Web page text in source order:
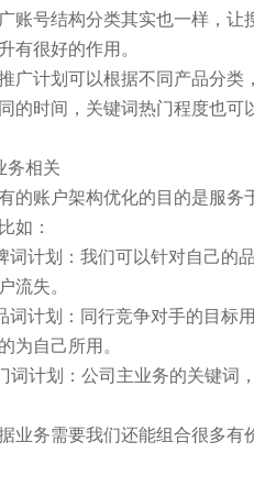
账号结构分类其实也一样，
有很好的作用。
广计划可以根据不同产品分类
的时间，关键词热门程度也
务相关
的账户架构优化的目的是服
如：
词计划：我们可以针对自己的
流失。
词计划：同行竞争对手的目标
为自己所用。
词计划：公司主业务的关键词
业务需要我们还能组合很多